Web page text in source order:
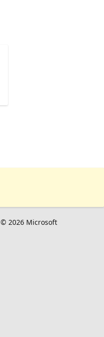
© 2026 Microsoft